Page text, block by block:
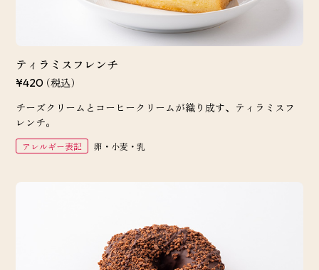
ティラミスフレンチ
¥420（税込）
チーズクリームとコーヒークリームが織り成す、ティラミスフ
レンチ。
アレルギー表記 卵・小麦・乳